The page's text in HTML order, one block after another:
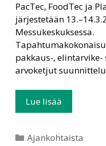
PacTec, FoodTec ja
järjestetään
Messukeskuksessa.
pakkaus-,
arvoketjut
Lue lisää
Ajankohtaista